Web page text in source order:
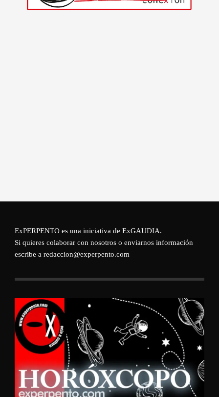
ExPERPENTO es una iniciativa de ExGAUDIA.
Si quieres colaborar con nosotros o enviarnos información
escribe a redaccion@experpento.com